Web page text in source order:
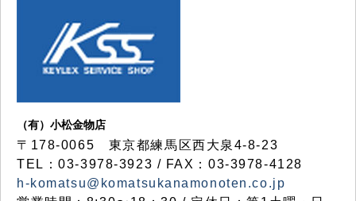
（有）小松金物店
〒178-0065 東京都練馬区西大泉4-8-23
TEL：03-3978-3923 / FAX：03-3978-4128
h-komatsu@komatsukanamonoten.co.jp